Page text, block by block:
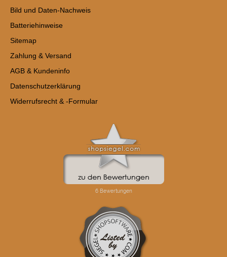
Bild und Daten-Nachweis
Batteriehinweise
Sitemap
Zahlung & Versand
AGB & Kundeninfo
Datenschutzerklärung
Widerrufsrecht & -Formular